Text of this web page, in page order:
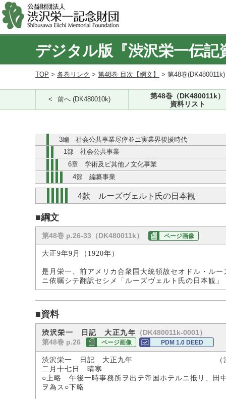
デジタル版『渋沢栄一伝記
TOP > 各巻リンク > 第48巻 目次【綱文】 > 第48巻
前へ (DK480010k)
第48巻（DK480011k）
資料リスト
3編 社会公共事業尽瘁並ニ実業界後援時代
1部 社会公共事業
6章 学術及ビ其他ノ文化事業
4節 編纂事業
4款 ルーズヴェルト氏の日本観
■綱文
第48巻 p.26-33（DK480011k） ページ画像
大正9年9月（1920年）
是月栄一、前アメリカ合衆国大統領故セオドル・ル
ニ依嘱シテ翻訳セシメ「ルーズヴェルト氏の日本観
■資料
渋沢栄一 日記 大正九年 （DK480011k-0001）
第48巻 p.26
ページ画像 PDM 1.0 DEED
渋沢栄一 日記 大正九年 （渋沢子
二月十七日 晴寒
○上略 午後一時事務所ヲ出テ帝国ホテルニ抵リ、田
ヲ為ス○下略